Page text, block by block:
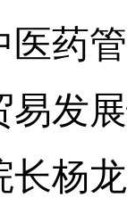
医药
易发
长杨